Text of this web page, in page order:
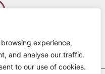
experience,
and analyse our traffic.
to our use of cookies.
10:00 – 15:00
: 10:00 – 21:00